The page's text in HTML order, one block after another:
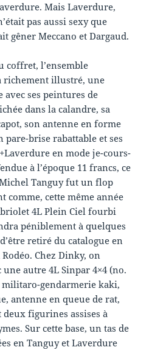
Mais Laverdure,
pas aussi sexy que
gêner Meccano et Dargaud.
coffret, l’ensemble
richement illustré, une
ses peintures de
dans la calandre, sa
son antenne en forme
brise rabattable et ses
en mode je-cours-
à l’époque 11 francs, ce
Tanguy fut un flop
comme, cette même année
4L Plein Ciel fourbi
péniblement à quelques
retiré du catalogue en
Chez Dinky, on
autre 4L Sinpar 4×4 (no.
militaro-gendarmerie kaki,
antenne en queue de rat,
figurines assises à
Sur cette base, un tas de
en Tanguy et Laverdure